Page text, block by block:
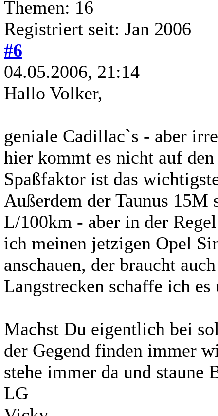
Themen: 16
Registriert seit: Jan 2006
#6
04.05.2006, 21:14
Hallo Volker,
geniale Cadillac`s - aber
hier kommt es nicht auf
Spaßfaktor ist das
Außerdem der Taunus
L/100km - aber in der
ich meinen jetzigen Opel
anschauen, der braucht
Langstrecken schaffe ich
Machst Du eigentlich bei
der Gegend finden immer
stehe immer da und staune
LG